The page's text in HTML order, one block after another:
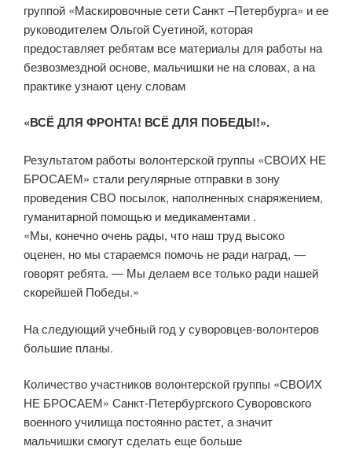
группой «Маскировочные сети Санкт –Петербурга» и ее
руководителем Ольгой Суетиной, которая
предоставляет ребятам все материалы для работы на
безвозмездной основе, мальчишки не на словах, а на
практике узнают цену словам
«ВСЁ ДЛЯ ФРОНТА! ВСЁ ДЛЯ ПОБЕДЫ!».
Результатом работы волонтерской группы «СВОИХ НЕ
БРОСАЕМ» стали регулярные отправки в зону
проведения СВО посылок, наполненных снаряжением,
гуманитарной помощью и медикаментами .
«Мы, конечно очень рады, что наш труд высоко
оценен, но мы стараемся помочь не ради наград, —
говорят ребята. — Мы делаем все только ради нашей
скорейшей Победы.»
На следующий учебный год у суворовцев-волонтеров
большие планы.
Количество участников волонтерской группы «СВОИХ
НЕ БРОСАЕМ» Санкт-Петербургского Суворовского
военного училища постоянно растет, а значит
мальчишки смогут сделать еще больше